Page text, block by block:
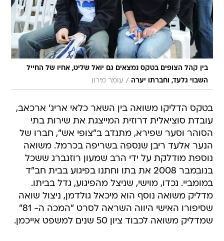
בין קהל הצופים בטקס נמצאים גם יואל שליט, אחיו של החייל
השבוי גלעד, וחברתו יערה / עומר מירון
בטקס הדליקו משואה בין השאר כלאי אריג' ארכאב,
עובדת סוציאלית דרוזית המייצגת את שירות בתי
הסוהר וסער שפירא, מתנדב ב"צופי אש", חברו של
הנער אלעד ריבן שנספה בשריפה בכרמל. משואה
נוספת מודלקת על ידי הרב שמעון רוזנברג ששכל
בנובמבר 2008 את בתו וחתנו בפיגוע בבית חב"ד
במומביי. נכדו, מוישי, שניצל מהפיגוע, גדל בביתו.
מדליק משואה נוסף הוא מיכאל גולדמן, ניצול שואה
שסיפורו האישי היווה השראה לסרט "המכה ה- 81"
שמדליק משואה לכבוד ציון 50 שנים למשפט אייכמן.